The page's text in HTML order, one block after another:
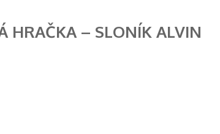
HRAČKA – SLONÍK ALVIN